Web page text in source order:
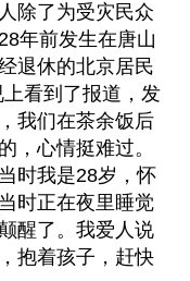
除了为受灾民众
年前发生在唐山
退休的北京居民
看到了报道，发
我们在茶余饭后
，心情挺难过。
时我是28岁，怀
时正在夜里睡觉
醒了。我爱人说
抱着孩子，赶快